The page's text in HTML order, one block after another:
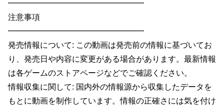
━━━━━━━━━━━━━━━━━
注意事項
━━━━━━━━━━━━━━━━━
発売情報について: この動画は発売前の情報に基づいてお
り、発売日や内容に変更がある場合があります。最新情報
は各ゲームのストアページなどでご確認ください。
情報収集に関して: 国内外の情報源から収集したデータを
もとに動画を制作しています。情報の正確さには気を付け